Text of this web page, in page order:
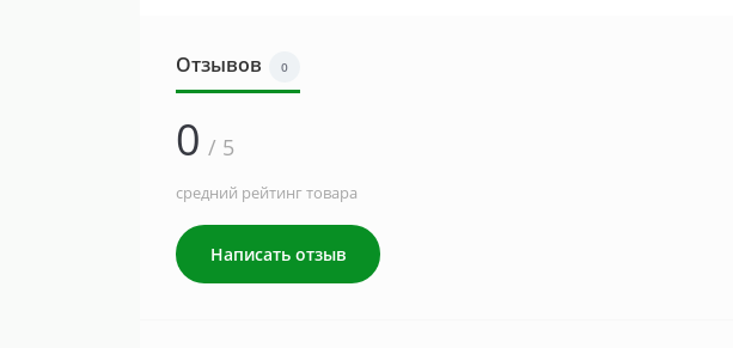
Отзывов 0
0 / 5
средний рейтинг товара
Написать отзыв